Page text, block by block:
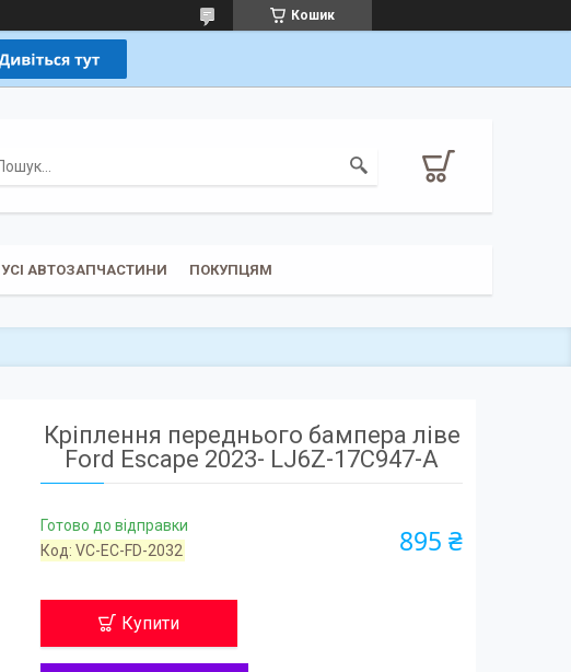
Кошик
УСІ АВТОЗАПЧАСТИНИ ПОКУПЦЯМ
Кріплення переднього бампера ліве
Ford Escape 2023- LJ6Z-17C947-A
Готово до відправки
Код:VC-EC-FD-2032 895 ₴
Купити